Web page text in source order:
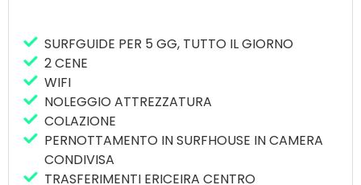
considerare un costo aggiuntivo se dovremo
guidare al di fuori di Ericeira (Lisbona e zona di
Cascais, Peniche, Santa Cruz).
20 euro/persona/giorno – 1 persona
15 euro/persona/giorno – per 2 persone
12,5 euro/persona/giorno – fino a 4 persone
SURFGUIDE PER 5 GG, TUTTO IL GIORNO
2 CENE
WIFI
NOLEGGIO ATTREZZATURA
COLAZIONE
PERNOTTAMENTO IN SURFHOUSE IN CAMERA
CONDIVISA
TRASFERIMENTI ERICEIRA CENTRO